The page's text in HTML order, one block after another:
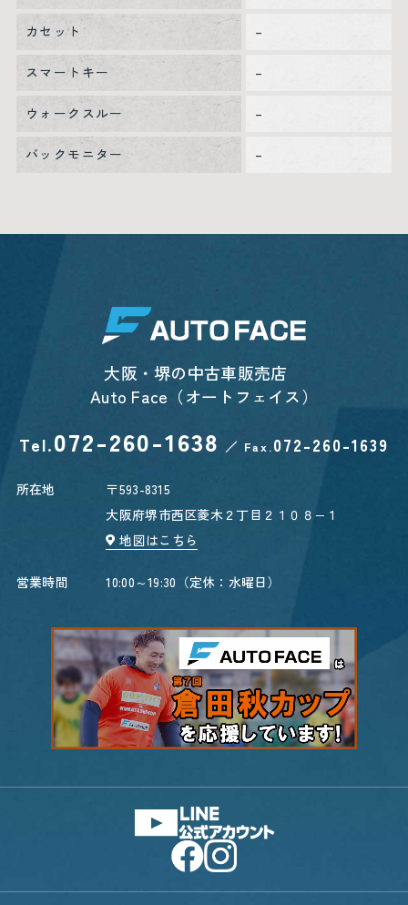
カセット –
スマートキー –
ウォークスルー –
バックモニター –
大阪・堺の中古車販売店
Auto Face（オートフェイス）
Tel.072-260-1638 ／ Fax.072-260-1639
所在地
〒593-8315
大阪府堺市西区菱木２丁目２１０８−１
地図はこちら
営業時間 10:00～19:30（定休：水曜日）